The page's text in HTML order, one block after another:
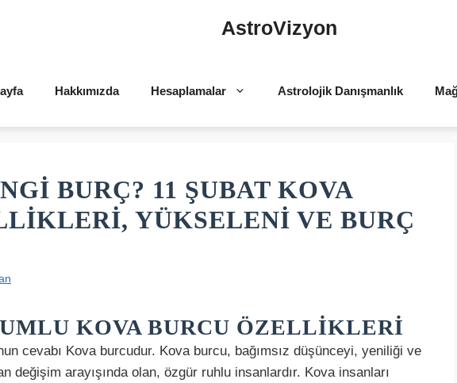
AstroVizyon
Hakkımızda Hesaplamalar Astrolojik Danışmanlık
BURÇ? 11 ŞUBAT KOVA
YÜKSELENI VE BURÇ
KOVA BURCU ÖZELLIKLERI
cevabı Kova burcudur. Kova burcu, bağımsız düşünceyi, yeniliği ve
değişim arayışında olan, özgür ruhlu insanlardır. Kova insanları